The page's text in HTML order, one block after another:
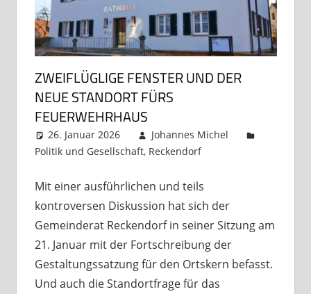
ZWEIFLÜGLIGE FENSTER UND DER
NEUE STANDORT FÜRS
FEUERWEHRHAUS
26. Januar 2026
Johannes Michel
Politik und Gesellschaft, Reckendorf
Mit einer ausführlichen und teils
kontroversen Diskussion hat sich der
Gemeinderat Reckendorf in seiner Sitzung am
21. Januar mit der Fortschreibung der
Gestaltungssatzung für den Ortskern befasst.
Und auch die Standortfrage für das